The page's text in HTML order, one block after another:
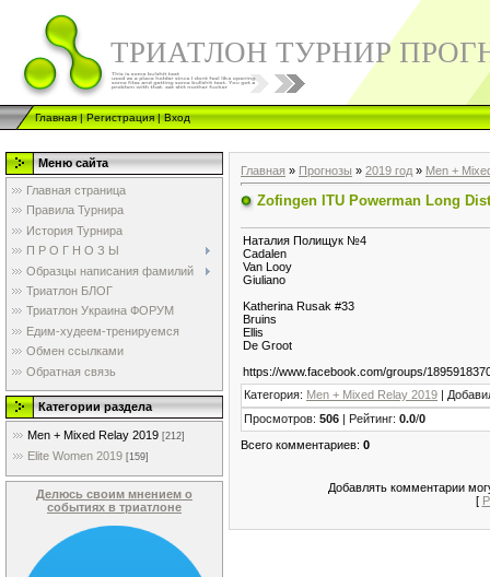
ТРИАТЛОН ТУРНИР
Главная|Регистрация|Вход
Меню сайта
Главная страница
Правила Турнира
История Турнира
П Р О Г Н О З Ы
Образцы написания фамилий
Триатлон БЛОГ
Триатлон Украина ФОРУМ
Едим-худеем-тренируемся
Обмен ссылками
Обратная связь
Категории раздела
Men + Mixed Relay 2019 [212]
Elite Women 2019 [159]
Делюсь своим мнением о
событиях в триатлоне
Главная » Прогнозы » 2019 год » Men +
Zofingen ITU Powerman Long
Наталия Полищук №4
Cadalen
Van Looy
Giuliano
Katherina Rusak #33
Bruins
Ellis
De Groot
https://www.facebook.com/groups/
Категория: Men + Mixed Relay 2019 |
Просмотров: 506 | Рейтинг: 0.0/0
Всего комментариев: 0
Добавлять комментарии
[